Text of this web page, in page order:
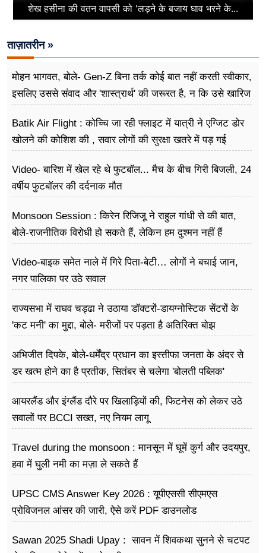
शेख हसीना की वतन वापसी को 'लड़ने के बजाय घाव भरने के...
ताज़ातरीन »
मोहन भागवत, बोले- Gen-Z बिना तर्क कोई बात नहीं करती स्वीकार,
इसलिए उससे संवाद और 'शास्त्रार्थ' की जरूरत है, न कि उसे खारिज
Batik Air Flight : कोच्चि जा रही फ्लाइट में यात्री ने एग्जिट डोर
खोलने की कोशिश की , सवार लोगों की सुरक्षा खतरे में पड़ गई
Video- बारिश में खेल रहे थे फुटबॉल... मैच के बीच गिरी बिजली, 24
वर्षीय फुटबॉलर की दर्दनाक मौत
Monsoon Session : किरेन रिजिजू ने राहुल गांधी से की बात,
बोले-राजनीतिक विरोधी हो सकते हैं, लेकिन हम दुश्मन नहीं हैं
Video-बाइक समेत नाले में गिरे पिता-बेटी… लोगों ने बचाई जान,
नगर पालिका पर उठे सवाल
राज्यसभा में राघव चड्ढा ने उठाया डॉक्टरों-डायग्नोस्टिक सेंटरों के
'कट मनी' का मुद्दा, बोले- मरीजों पर पड़ता है अ​तिरिक्त बोझ
अभिजीत दिपके, बोले-धर्मेंद्र प्रधान का इस्तीफा जनता के अंदर से
डर खत्म होने का है प्रतीक, सितंबर से चलेगा 'बोलती पब्लिक'
आयरलैंड और इंग्लैंड दौरे पर खिलाड़ियों की, फिटनेस को लेकर उठे
सवालों पर BCCI सख्त, नए नियम लागू
Travel during the monsoon : मानसून में घूमें कुर्ग और उदयपुर,
हवा में घुली नमी का मज़ा ले सकते हैं
UPSC CMS Answer Key 2026 : यूपीएससी सीएमएस
प्रोविजनल आंसर की जारी, ऐसे करें PDF डाउनलोड
Sawan 2025 Shadi Upay : सावन में शिवकथा सुनने से चटपट